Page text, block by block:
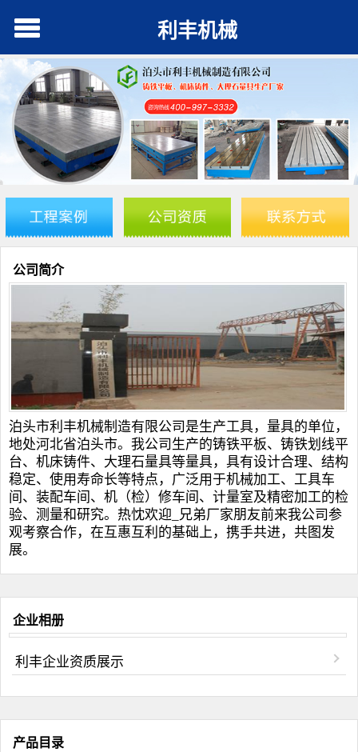
利丰机械
公司简介
泊头市利丰机械制造有限公司是生产工具，量具的单位，
地处河北省泊头市。我公司生产的铸铁平板、 铸铁划线平
台、 机床铸件、 大理石量具等量具，具有设计合理、结构
稳定、使用寿命长等特点，广泛用于机械加工、工具车
间、装配车间、机（检）修车间、计量室及精密加工的检
验、测量和研究。热忱欢迎_兄弟厂家朋友前来我公司参
观考察合作，在互惠互利的基础上，携手共进，共图发
展。
企业相册
利丰企业资质展示
产品目录